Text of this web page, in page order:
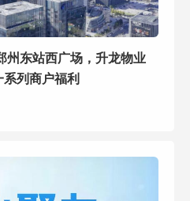
州东站西广场，升龙物业
列商户福利